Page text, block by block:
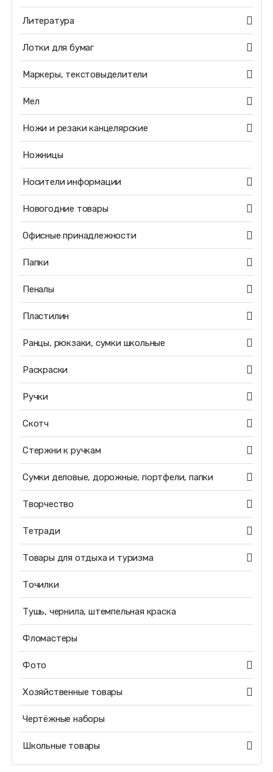
Литература
Лотки для бумаг
Маркеры, текстовыделители
Мел
Ножи и резаки канцелярские
Ножницы
Носители информации
Новогодние товары
Офисные принадлежности
Папки
Пеналы
Пластилин
Ранцы, рюкзаки, сумки школьные
Раскраски
Ручки
Скотч
Стержни к ручкам
Сумки деловые, дорожные, портфели, папки
Творчество
Тетради
Товары для отдыха и туризма
Точилки
Тушь, чернила, штемпельная краска
Фломастеры
Фото
Хозяйственные товары
Чертёжные наборы
Школьные товары